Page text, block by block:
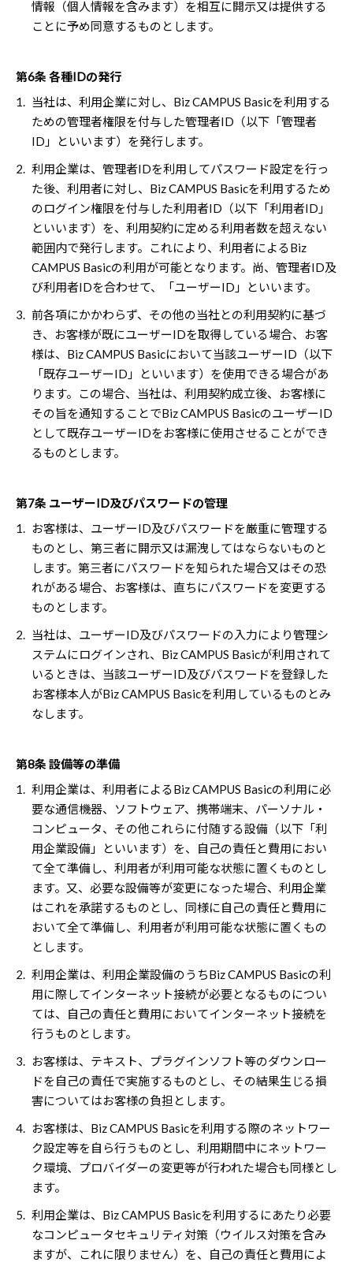
情報（個人情報を含みます）を相互に開示又は提供する
ことに予め同意するものとします。
第6条 各種IDの発行
1. 当社は、利用企業に対し、Biz CAMPUS Basicを利用する
ための管理者権限を付与した管理者ID（以下「管理者
ID」といいます）を発行します。
2. 利用企業は、管理者IDを利用してパスワード設定を行っ
た後、利用者に対し、Biz CAMPUS Basicを利用するため
のログイン権限を付与した利用者ID（以下「利用者ID」
といいます）を、利用契約に定める利用者数を超えない
範囲内で発行します。これにより、利用者によるBiz
CAMPUS Basicの利用が可能となります。尚、管理者ID及
び利用者IDを合わせて、「ユーザーID」といいます。
3. 前各項にかかわらず、その他の当社との利用契約に基づ
き、お客様が既にユーザーIDを取得している場合、お客
様は、Biz CAMPUS Basicにおいて当該ユーザーID（以下
「既存ユーザーID」といいます）を使用できる場合があ
ります。この場合、当社は、利用契約成立後、お客様に
その旨を通知することでBiz CAMPUS BasicのユーザーID
として既存ユーザーIDをお客様に使用させることができ
るものとします。
第7条 ユーザーID及びパスワードの管理
1. お客様は、ユーザーID及びパスワードを厳重に管理する
ものとし、第三者に開示又は漏洩してはならないものと
します。第三者にパスワードを知られた場合又はその恐
れがある場合、お客様は、直ちにパスワードを変更する
ものとします。
2. 当社は、ユーザーID及びパスワードの入力により管理シ
ステムにログインされ、Biz CAMPUS Basicが利用されて
いるときは、当該ユーザーID及びパスワードを登録した
お客様本人がBiz CAMPUS Basicを利用しているものとみ
なします。
第8条 設備等の準備
1. 利用企業は、利用者によるBiz CAMPUS Basicの利用に必
要な通信機器、ソフトウェア、携帯端末、パーソナル・
コンピュータ、その他これらに付随する設備（以下「利
用企業設備」といいます）を、自己の責任と費用におい
て全て準備し、利用者が利用可能な状態に置くものとし
ます。又、必要な設備等が変更になった場合、利用企業
はこれを承諾するものとし、同様に自己の責任と費用に
おいて全て準備し、利用者が利用可能な状態に置くもの
とします。
2. 利用企業は、利用企業設備のうちBiz CAMPUS Basicの利
用に際してインターネット接続が必要となるものについ
ては、自己の責任と費用においてインターネット接続を
行うものとします。
3. お客様は、テキスト、プラグインソフト等のダウンロー
ドを自己の責任で実施するものとし、その結果生じる損
害についてはお客様の負担とします。
4. お客様は、Biz CAMPUS Basicを利用する際のネットワー
ク設定等を自ら行うものとし、利用期間中にネットワー
ク環境、プロバイダーの変更等が行われた場合も同様とし
ます。
5. 利用企業は、Biz CAMPUS Basicを利用するにあたり必要
なコンピュータセキュリティ対策（ウイルス対策を含み
ますが、これに限りません）を、自己の責任と費用によ